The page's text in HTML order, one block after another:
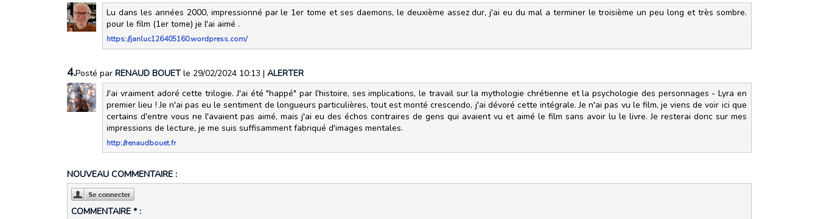
Lu dans les années 2000, impressionné par le 1er tome et ses daemons, le deuxième assez dur, j'ai eu du mal a terminer le troisième un peu long et très sombre.
pour le film (1er tome) je l'ai aimé .
https://janluc126405160.wordpress.com/
4.Posté par RENAUD BOUETle 29/02/2024 10:13 | ALERTER
J'ai vraiment adoré cette trilogie. J'ai été "happé" par l'histoire, ses implications, le travail sur la mythologie chrétienne et la psychologie des personnages - Lyra en
premier lieu ! Je n'ai pas eu le sentiment de longueurs particulières, tout est monté crescendo, j'ai dévoré cette intégrale. Je n'ai pas vu le film, je viens de voir ici que
certains d'entre vous ne l'avaient pas aimé, mais j'ai eu des échos contraires de gens qui avaient vu et aimé le film sans avoir lu le livre. Je resterai donc sur mes
impressions de lecture, je me suis suffisamment fabriqué d'images mentales.
http://renaudbouet.fr
NOUVEAU COMMENTAIRE :
COMMENTAIRE * :